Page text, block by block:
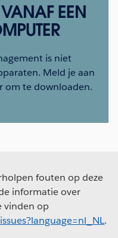
EEN
is niet
Meld je aan
om te downloaden.
fouten op deze
informatie over
vinden op
.